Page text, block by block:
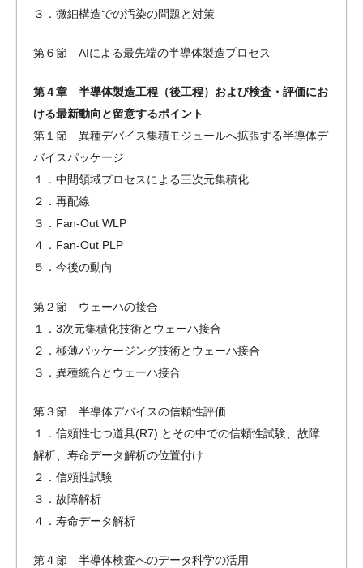
３．微細構造での汚染の問題と対策
第６節 AIによる最先端の半導体製造プロセス
第４章 半導体製造工程（後工程）および検査・評価にお
ける最新動向と留意するポイント
第１節 異種デバイス集積モジュールへ拡張する半導体デ
バイスパッケージ
１．中間領域プロセスによる三次元集積化
２．再配線
３．Fan-Out WLP
４．Fan-Out PLP
５．今後の動向
第２節 ウェーハの接合
１．3次元集積化技術とウェーハ接合
２．極薄パッケージング技術とウェーハ接合
３．異種統合とウェーハ接合
第３節 半導体デバイスの信頼性評価
１．信頼性七つ道具(R7) とその中での信頼性試験、故障
解析、寿命データ解析の位置付け
２．信頼性試験
３．故障解析
４．寿命データ解析
第４節 半導体検査へのデータ科学の活用